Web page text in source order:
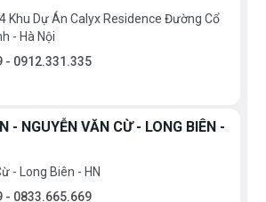
Khu Dự Án Calyx Residence Đường Cổ
- Hà Nội
- 0912.331.335
- NGUYỄN VĂN CỪ - LONG BIÊN -
- Long Biên - HN
- 0833.665.669